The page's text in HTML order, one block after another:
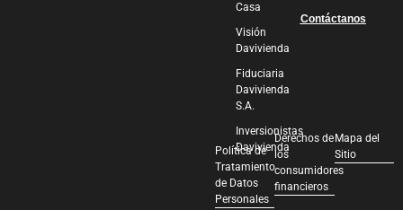
Casa
Visión
Davivienda
Fiduciaria
Davivienda
S.A.
Inversionistas
Davivienda
Contáctanos
Política de
Tratamiento
de Datos
Personales
Derechos de
los
consumidores
financieros
Mapa del
Sitio